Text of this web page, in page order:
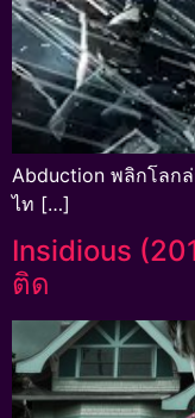
Abduction พลิกโลก
ไท […]
Insidious
ติด